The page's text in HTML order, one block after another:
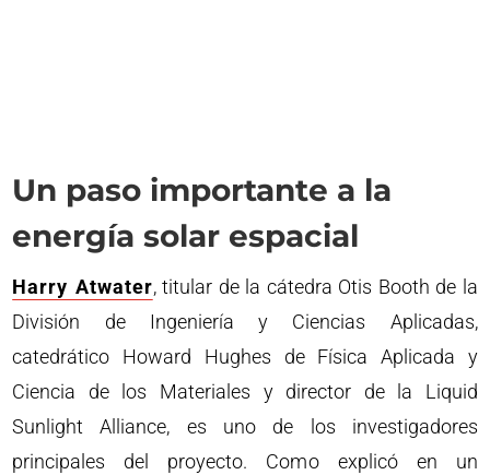
Un paso importante a la
energía solar espacial
Harry Atwater, titular de la cátedra Otis Booth de la
División de Ingeniería y Ciencias Aplicadas,
catedrático Howard Hughes de Física Aplicada y
Ciencia de los Materiales y director de la Liquid
Sunlight Alliance, es uno de los investigadores
principales del proyecto. Como explicó en un